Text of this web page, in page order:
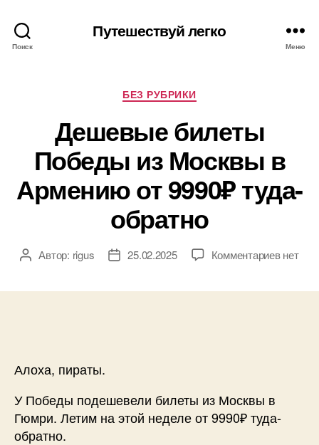
Поиск
Путешествуй легко
Меню
Рубрики
БЕЗ РУБРИКИ
Дешевые билеты
Победы из Москвы в
Армению от 9990₽ туда-
обратно
АвторАвтор: rigus
Дата25.02.2025 Комментариевк
нет
Алоха, пираты.
У Победы подешевели билеты из Москвы в
Гюмри. Летим на этой неделе от 9990₽ туда-
обратно.